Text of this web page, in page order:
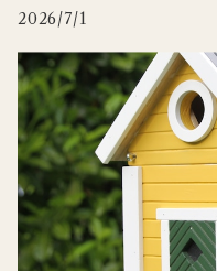
WILDLIFE GARDEN
tronco
Doing
Zafferano
2026/7/1